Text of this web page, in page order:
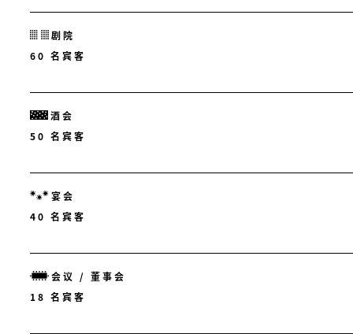
剧院
60 名宾客
酒会
50 名宾客
宴会
40 名宾客
会议 / 董事会
18 名宾客